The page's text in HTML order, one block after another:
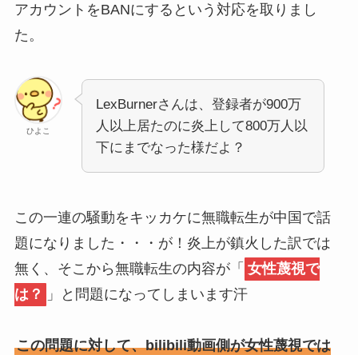
アカウントをBANにするという対応を取りまし
た。
ひよこ
LexBurnerさんは、登録者が900万
人以上居たのに炎上して800万人以
下にまでなった様だよ？
この一連の騒動をキッカケに無職転生が中国で話
題になりました・・・が！炎上が鎮火した訳では
無く、そこから無職転生の内容が「 女性蔑視で
は？
」と問題になってしまいます汗
この問題に対して、bilibili動画側が女性蔑視では